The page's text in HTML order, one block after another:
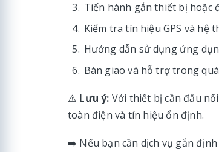
Tiến hành gắn thiết bị hoặc
Kiểm tra tín hiệu GPS và hệ
Hướng dẫn sử dụng ứng
Bàn giao và hỗ trợ trong
⚠️ Lưu ý: Với thiết bị cần đấu
toàn điện và tín hiệu ổn định.
➡️ Nếu bạn cần dịch vụ gắn